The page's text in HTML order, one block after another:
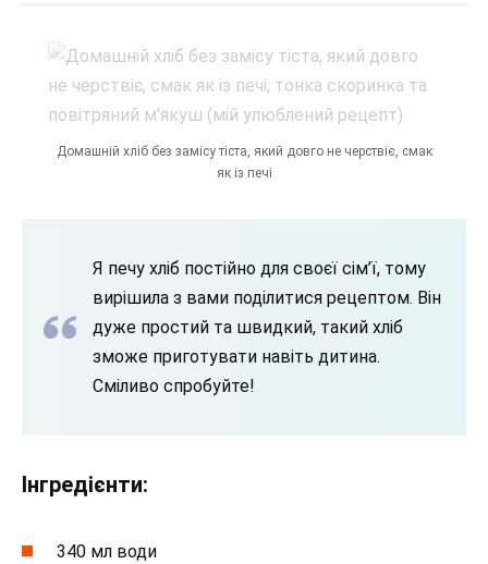
Домашній хліб без замісу тіста, який довго не черствіє, смак
як із печі
Я печу хліб постійно для своєї сім’ї, тому
вирішила з вами поділитися рецептом. Він
дуже простий та швидкий, такий хліб
зможе приготувати навіть дитина.
Сміливо спробуйте!
Інгредієнти:
340 мл води